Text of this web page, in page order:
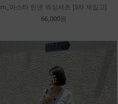
m_마스타 린넨 워싱셔츠 [5차 재입고]
66,000원